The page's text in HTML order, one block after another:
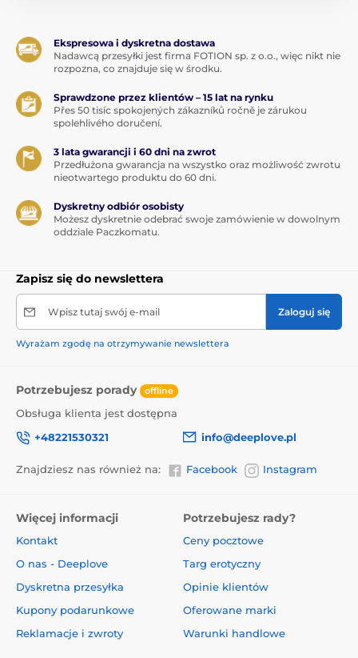
Ekspresowa i dyskretna dostawa
Nadawcą przesyłki jest firma FOTION sp. z o.o., więc nikt nie
rozpozna, co znajduje się w środku.
Sprawdzone przez klientów – 15 lat na rynku
Přes 50 tisíc spokojených zákazníků ročně je zárukou
spolehlivého doručení.
3 lata gwarancji i 60 dni na zwrot
Przedłużona gwarancja na wszystko oraz możliwość zwrotu
nieotwartego produktu do 60 dni.
Dyskretny odbiór osobisty
Możesz dyskretnie odebrać swoje zamówienie w dowolnym
oddziale Paczkomatu.
Zapisz się do newslettera
Wpisz tutaj swój e-mail Zaloguj się
Wyrażam zgodę na otrzymywanie newslettera
Potrzebujesz porady offline
Obsługa klienta jest dostępna
+48221530321
info@deeplove.pl
Znajdziesz nas również na: Facebook Instagram
Więcej informacji
Kontakt
O nas - Deeplove
Dyskretna przesyłka
Kupony podarunkowe
Reklamacje i zwroty
Potrzebujesz rady?
Ceny pocztowe
Targ erotyczny
Opinie klientów
Oferowane marki
Warunki handlowe